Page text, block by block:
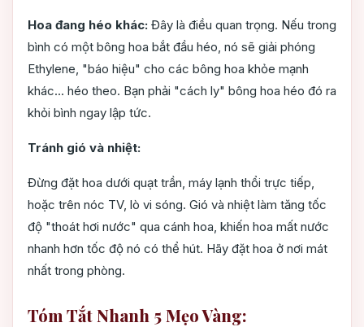
Hoa đang héo khác: Đây là điều quan trọng. Nếu trong
bình có một bông hoa bắt đầu héo, nó sẽ giải phóng
Ethylene, "báo hiệu" cho các bông hoa khỏe mạnh
khác... héo theo. Bạn phải "cách ly" bông hoa héo đó ra
khỏi bình ngay lập tức.
Tránh gió và nhiệt:
Đừng đặt hoa dưới quạt trần, máy lạnh thổi trực tiếp,
hoặc trên nóc TV, lò vi sóng. Gió và nhiệt làm tăng tốc
độ "thoát hơi nước" qua cánh hoa, khiến hoa mất nước
nhanh hơn tốc độ nó có thể hút. Hãy đặt hoa ở nơi mát
nhất trong phòng.
Tóm Tắt Nhanh 5 Mẹo Vàng: